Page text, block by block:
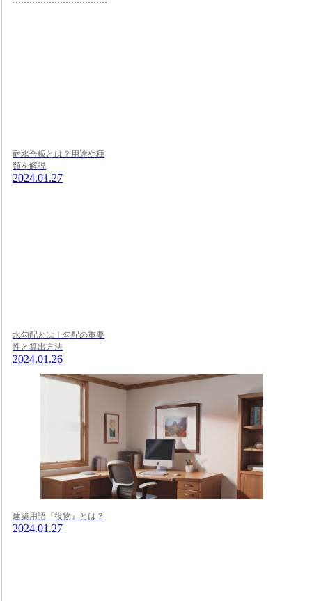
耐水合板とは？用途や種
類を解説
2024.01.27
水勾配とは｜勾配の重要
性と算出方法
2024.01.26
建築用語『役物』とは？
2024.01.27